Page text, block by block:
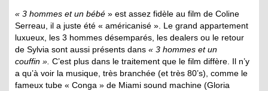
« 3 hommes et un bébé » est assez fidèle au film de Coline
Serreau, il a juste été « américanisé ». Le grand appartement
luxueux, les 3 hommes désemparés, les dealers ou le retour
de Sylvia sont aussi présents dans « 3 hommes et un
couffin ». C’est plus dans le traitement que le film diffère. Il n’y
a qu’à voir la musique, très branchée (et très 80’s), comme le
fameux tube « Conga » de Miami sound machine (Gloria